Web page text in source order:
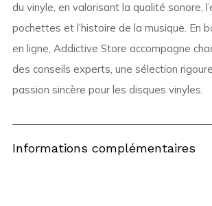
du vinyle, en valorisant la qualité sonore,
pochettes et l’histoire de la musique. En
en ligne, Addictive Store accompagne
des conseils experts, une sélection
passion sincère pour les disques vinyles.
Informations complémentaires